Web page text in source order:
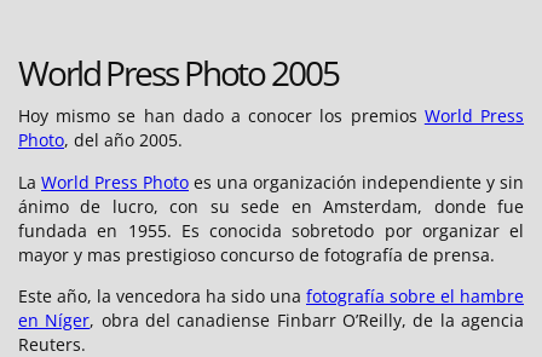
fotografía»
World Press Photo 2005
Hoy mismo se han dado a conocer los premios World Press
Photo, del año 2005.
La World Press Photo es una organización independiente y sin
ánimo de lucro, con su sede en Amsterdam, donde fue
fundada en 1955. Es conocida sobretodo por organizar el
mayor y mas prestigioso concurso de fotografía de prensa.
Este año, la vencedora ha sido una fotografía sobre el hambre
en Níger, obra del canadiense Finbarr O’Reilly, de la agencia
Reuters.